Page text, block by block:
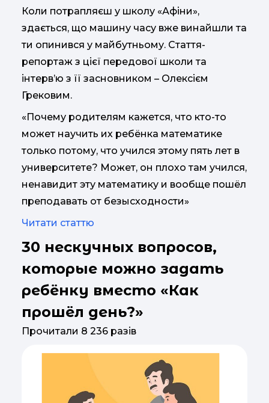
Коли потрапляєш у школу «Афіни»,
здається, що машину часу вже винайшли та
ти опинився у майбутньому. Стаття-
репортаж з цієї передової школи та
інтерв’ю з її засновником – Олексієм
Грековим.
«Почему родителям кажется, что кто-то
может научить их ребёнка математике
только потому, что учился этому пять лет в
университете? Может, он плохо там учился,
ненавидит эту математику и вообще пошёл
преподавать от безысходности»
Читати статтю
30 нескучных вопросов,
которые можно задать
ребёнку вместо «Как
прошёл день?»
Прочитали 8 236 разів